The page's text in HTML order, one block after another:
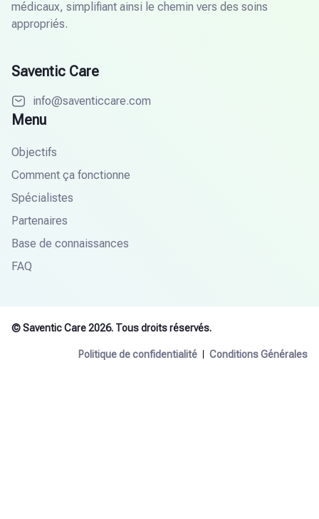
médicaux, simplifiant ainsi le chemin vers des soins
appropriés.
Saventic Care
info@saventiccare.com
Menu
Objectifs
Comment ça fonctionne
Spécialistes
Partenaires
Base de connaissances
FAQ
© Saventic Care 2026. Tous droits réservés.
Politique de confidentialité Conditions Générales